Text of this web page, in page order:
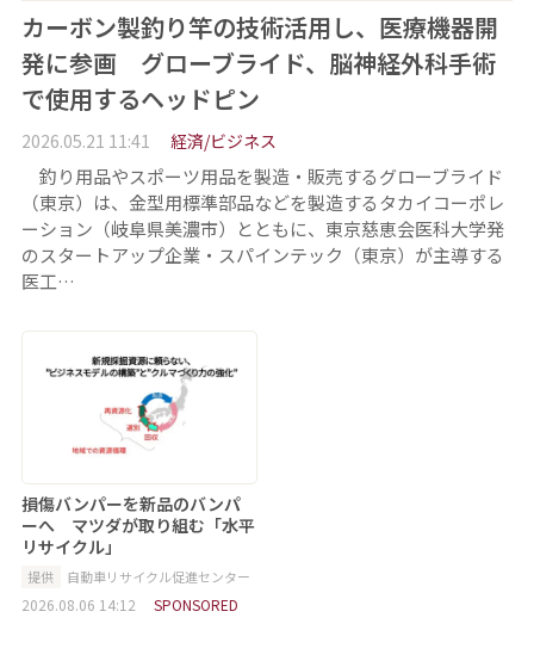
カーボン製釣り竿の技術活用し、医療機器開
発に参画 グローブライド、脳神経外科手術
で使用するヘッドピン
2026.05.21 11:41 経済/ビジネス
釣り用品やスポーツ用品を製造・販売するグローブライド
（東京）は、金型用標準部品などを製造するタカイコーポレ
ーション（岐阜県美濃市）とともに、東京慈恵会医科大学発
のスタートアップ企業・スパインテック（東京）が主導する
医工…
損傷バンパーを新品のバンパ
ーへ マツダが取り組む「水平
リサイクル」
提供 自動車リサイクル促進センター
2026.08.06 14:12 SPONSORED